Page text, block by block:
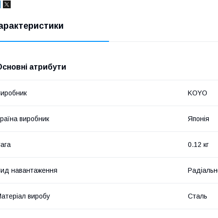
атрибути
KOYO
виробник Японія
0.12 кг
навантаження
виробу Сталь